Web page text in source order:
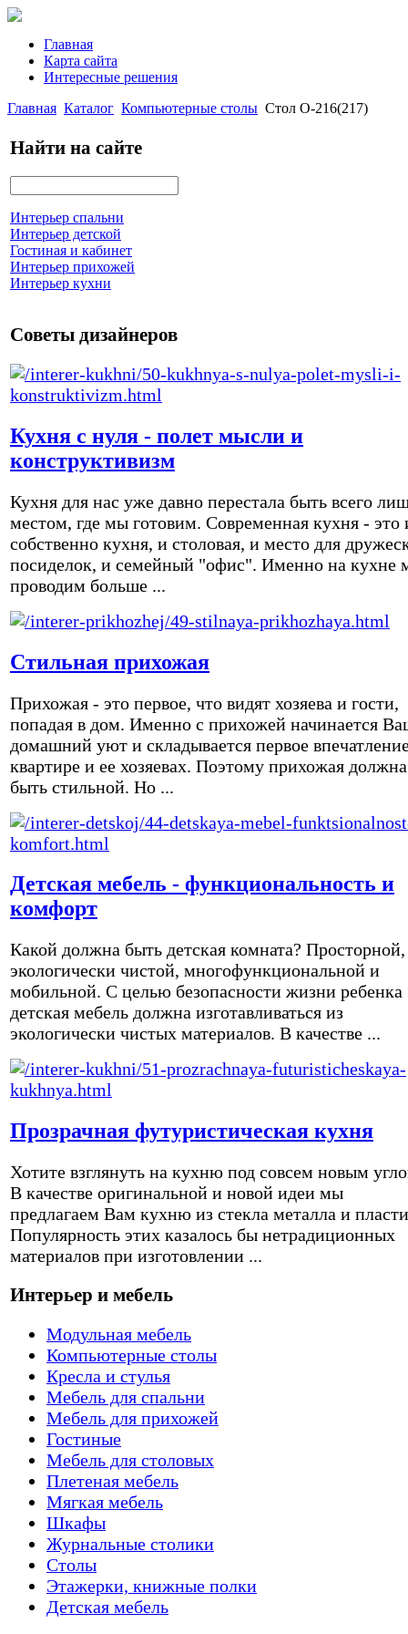
Главная
Карта сайта
Интересные решения
Главная Каталог Компьютерные столы Стол О-216(217)
Найти на сайте
Интерьер спальни
Интерьер детской
Гостиная и кабинет
Интерьер прихожей
Интерьер кухни
Советы дизайнеров
Кухня с нуля - полет мысли и
конструктивизм
Кухня для нас уже давно перестала быть всего
местом, где мы готовим. Современная кухня - это
собственно кухня, и столовая, и место для
посиделок, и семейный "офис". Именно на кухне
проводим больше ...
Стильная прихожая
Прихожая - это первое, что видят хозяева и гости,
попадая в дом. Именно с прихожей начинается
домашний уют и складывается первое
квартире и ее хозяевах. Поэтому прихожая должна
быть стильной. Но ...
Детская мебель - функциональность и
комфорт
Какой должна быть детская комната? Просторной,
экологически чистой, многофункциональной и
мобильной. С целью безопасности жизни ребенка
детская мебель должна изготавливаться из
экологически чистых материалов. В качестве ...
Прозрачная футуристическая кухня
Хотите взглянуть на кухню под совсем новым
В качестве оригинальной и новой идеи мы
предлагаем Вам кухню из стекла металла и
Популярность этих казалось бы нетрадиционных
материалов при изготовлении ...
Интерьер и мебель
Модульная мебель
Компьютерные столы
Кресла и стулья
Мебель для спальни
Мебель для прихожей
Гостиные
Мебель для столовых
Плетеная мебель
Мягкая мебель
Шкафы
Журнальные столики
Столы
Этажерки, книжные полки
Детская мебель